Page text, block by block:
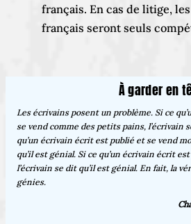
français. En cas de litige,
français seront seuls
À garder en
Les écrivains posent un problème. Si ce
se vend comme des petits pains, l’écrivain
qu’un écrivain écrit est publié et se vend
qu’il est génial. Si ce qu’un écrivain écrit
l’écrivain se dit qu’il est génial. En fait, la
génies.